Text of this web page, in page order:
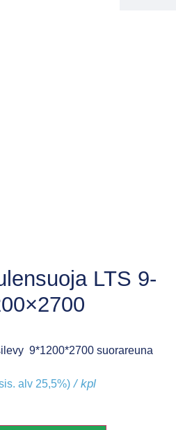
LTS 9-
9*1200*2700 suorareuna
alv 25,5%) / kpl